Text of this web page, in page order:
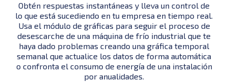
Obtén respuestas instantáneas y lleva un control de
lo que está sucediendo en tu empresa en tiempo real.
Usa el módulo de gráficas para seguir el proceso de
desescarche de una máquina de frío industrial que te
haya dado problemas creando una gráfica temporal
semanal que actualice los datos de forma automática
o confronta el consumo de energía de una instalación
por anualidades.